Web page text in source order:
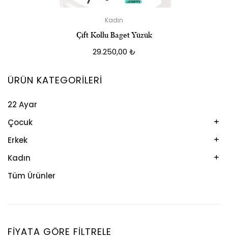
Kadın
Çift Kollu Baget Yüzük
29.250,00 ₺
ÜRÜN KATEGORILERI
22 Ayar
Çocuk
Kelepçe
Kolye
Künye
Erkek
Kelepçe
Künye
Kadın
Bileklik
Tüm Ürünler
FIYATA GÖRE FILTRELE